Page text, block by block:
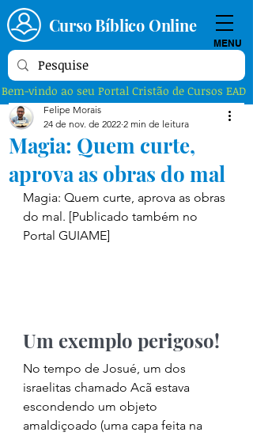
Curso Bíblico Online
MENU
Bem-vindo ao seu Portal Cristão de Cursos EAD
Magia: Quem curte,
aprova as obras do mal
Felipe Morais
24 de nov. de 2022 2 min de leitura
Magia: Quem curte, aprova as obras
do mal. [Publicado também no
Portal GUIAME]
Um exemplo perigoso!
No tempo de Josué, um dos
israelitas chamado Acã estava
escondendo um objeto
amaldiçoado (uma capa feita na